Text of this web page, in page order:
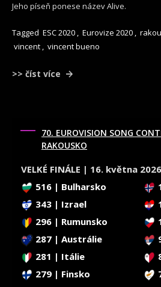
Jeho píseň ponese název Alive.
Tagged ESC 2020 , Eurovize 2020 ,
vincent , vincent bueno
>> číst více
70. EUROVISION SONG
RAKOUSKO
VELKÉ FINÁLE | 16. května 2026
516 | Bulharsko
343 | Izrael
296 | Rumunsko
287 | Austrálie
281 | Itálie
279 | Finsko